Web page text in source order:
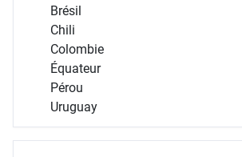
Brésil
Chili
Colombie
Équateur
Pérou
Uruguay